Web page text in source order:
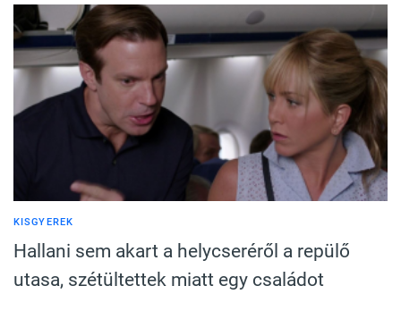
KISGYEREK
Hallani sem akart a helycseréről a repülő
utasa, szétültettek miatt egy családot